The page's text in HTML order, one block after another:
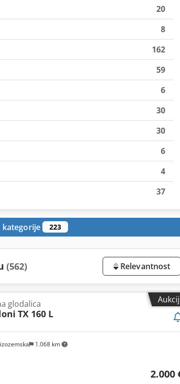
20
8
162
59
6
30
30
6
4
37
kategorije 223
(562) Relevantnost
1.068 km
glodalica
TX 160 L
2.000